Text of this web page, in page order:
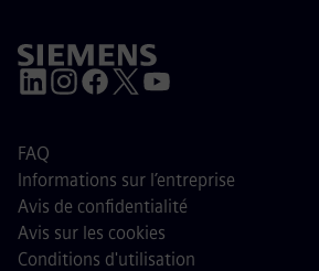
FAQ
Informations sur l’entreprise
Avis de confidentialité
Avis sur les cookies
Conditions d'utilisation